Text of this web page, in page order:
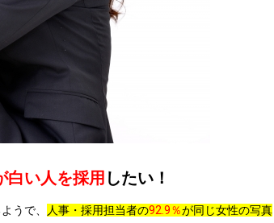
白い人を採用 したい！
うで、 人事・採用担当者の92.9％が同じ女性の写真